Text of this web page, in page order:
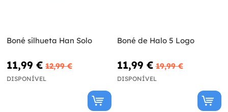
Boné silhueta Han Solo
11,99 € 12,99 €
DISPONÍVEL
Boné de Halo 5 Logo
11,99 € 19,99 €
DISPONÍVEL